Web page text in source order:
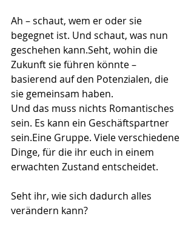
Ah – schaut, wem er oder sie
begegnet ist. Und schaut, was nun
geschehen kann.Seht, wohin die
Zukunft sie führen könnte –
basierend auf den Potenzialen, die
sie gemeinsam haben.
Und das muss nichts Romantisches
sein. Es kann ein Geschäftspartner
sein.Eine Gruppe. Viele verschiedene
Dinge, für die ihr euch in einem
erwachten Zustand entscheidet.
Seht ihr, wie sich dadurch alles
verändern kann?